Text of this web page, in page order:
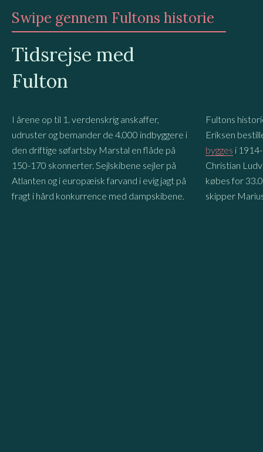
Swipe gennem Fultons historie
Tidsrejse med
Fulton
I årene op til 1. verdenskrig anskaffer,
udruster og bemander de 4.000 indbyggere i
den driftige søfartsby Marstal en flåde på
150-170 skonnerter. Sejlskibene sejler på
Atlanten og i europæisk farvand i evig jagt på
fragt i hård konkurrence med dampskibene.
Fultons
Eriksen
bygges i
Christian
købes for
skipper